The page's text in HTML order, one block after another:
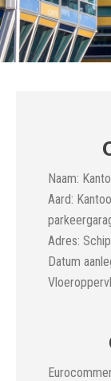
Naam:
Aard:
Adres:
Datum